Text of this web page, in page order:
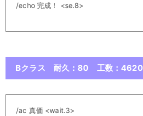
/echo 完成！ <se.8>
Bクラス 耐久：80 工数：4620
/ac 真価 <wait.3>